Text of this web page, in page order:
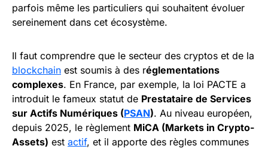
parfois même les particuliers qui souhaitent évoluer
sereinement dans cet écosystème.
Il faut comprendre que le secteur des cryptos et de la
blockchain est soumis à des réglementations
complexes. En France, par exemple, la loi PACTE a
introduit le fameux statut de Prestataire de Services
sur Actifs Numériques (PSAN). Au niveau européen,
depuis 2025, le règlement MiCA (Markets in Crypto-
Assets) est actif, et il apporte des règles communes